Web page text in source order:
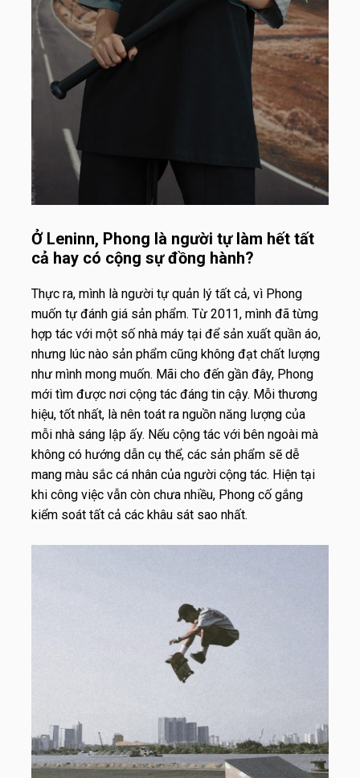
Ở Leninn, Phong là người tự làm hết tất
cả hay có cộng sự đồng hành?
Thực ra, mình là người tự quản lý tất cả, vì Phong
muốn tự đánh giá sản phẩm. Từ 2011, mình đã từng
hợp tác với một số nhà máy tại để sản xuất quần áo,
nhưng lúc nào sản phẩm cũng không đạt chất lượng
như mình mong muốn. Mãi cho đến gần đây, Phong
mới tìm được nơi cộng tác đáng tin cậy. Mỗi thương
hiệu, tốt nhất, là nên toát ra nguồn năng lượng của
mỗi nhà sáng lập ấy. Nếu cộng tác với bên ngoài mà
không có hướng dẫn cụ thể, các sản phẩm sẽ dễ
mang màu sắc cá nhân của người cộng tác. Hiện tại
khi công việc vẫn còn chưa nhiều, Phong cố gắng
kiểm soát tất cả các khâu sát sao nhất.